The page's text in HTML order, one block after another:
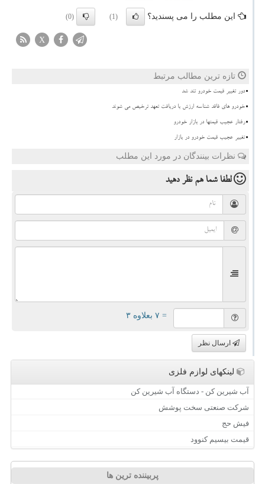
این مطلب را می پسندید؟ (1)
(0)
X
تازه ترین مطالب مرتبط
دور تغییر قیمت خودرو تند شد
خودرو های فاقد شناسه ارزش با دریافت تعهد ترخیص می شوند
رفتار عجیب قیمتها در بازار خودرو
تغییر عجیب قیمت خودرو در بازار
نظرات بینندگان در مورد این مطلب
لطفا شما همنظر دهید
= ۷ بعلاوه ۳
ارسال نظر
لینکهای لوازم فلزی
آب شیرین کن - دستگاه آب شیرین کن
شرکت صنعتی سخت پوشش
فیش حج
قیمت بیسیم کنوود
پربیننده ترین ها